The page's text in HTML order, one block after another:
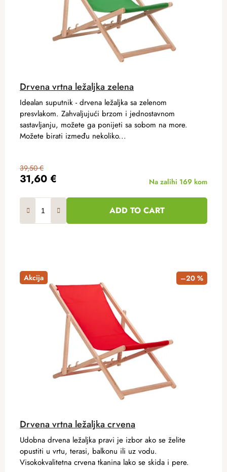
Drvena vrtna ležaljka zelena
31,60 €
39,50 €
Na zalihi 169 kom
ADD TO CART
Idealan suputnik - drvena ležaljka sa zelenom
presvlakom. Zahvaljujući brzom i jednostavnom
sastavljanju, možete ga ponijeti sa sobom na more.
Možete birati između nekoliko...
Akcija –20 %
Drvena vrtna ležaljka crvena
Udobna drvena ležaljka pravi je izbor ako se želite
opustiti u vrtu, terasi, balkonu ili uz vodu.
Visokokvalitetna crvena tkanina lako se skida i pere.